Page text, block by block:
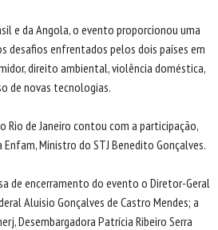
e da Angola, o evento proporcionou uma
desafios enfrentados pelos dois países em
direito ambiental, violência doméstica,
de novas tecnologias.
Rio de Janeiro contou com a participação,
Ministro do STJ Benedito Gonçalves.
de encerramento do evento o Diretor-Geral
Aluisio Gonçalves de Castro Mendes; a
Desembargadora Patrícia Ribeiro Serra